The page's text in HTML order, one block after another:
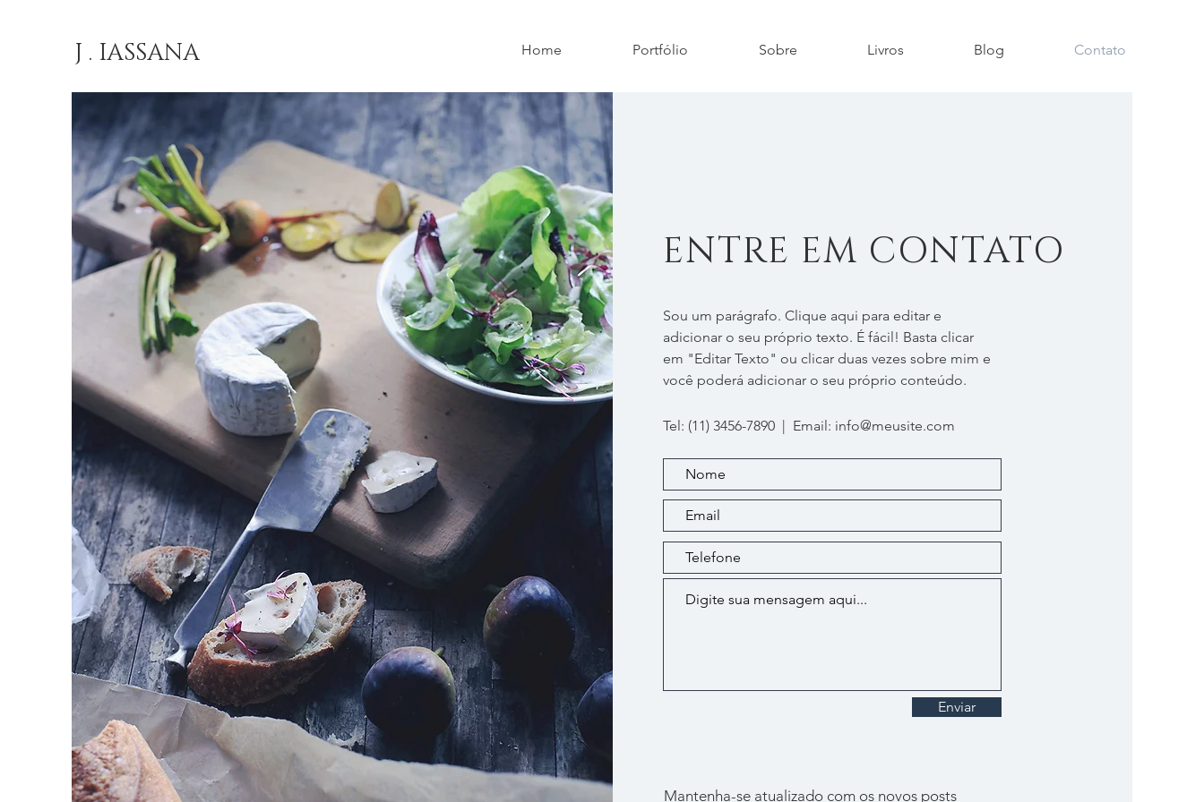
J . IASSANA Home Portfólio Sobre Livros Blog Contato
ENTRE EM CONTATO
Sou um parágrafo. Clique aqui para editar e
adicionar o seu próprio texto. É fácil! Basta clicar
em "Editar Texto" ou clicar duas vezes sobre mim e
você poderá adicionar o seu próprio conteúdo.
Tel: (11) 3456-7890 | Email: info@meusite.com
Enviar
Mantenha-se atualizado com os novos posts